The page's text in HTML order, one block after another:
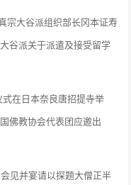
大谷派组织部长冈本证寿
谷派关于派遣及接受留学
在日本奈良唐招提寺举
佛教协会代表团应邀出
见并宴请以探题大僧正半